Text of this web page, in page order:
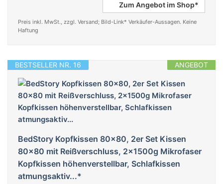
Zum Angebot im Shop*
Preis inkl. MwSt., zzgl. Versand; Bild-Link* Verkäufer-Aussagen. Keine
Haftung
ANGEBOT
BESTSELLER NR. 16
BedStory Kopfkissen 80x80, 2er Set Kissen
80x80 mit Reißverschluss, 2x1500g Mikrofaser
Kopfkissen höhenverstellbar, Schlafkissen
atmungsaktiv...*